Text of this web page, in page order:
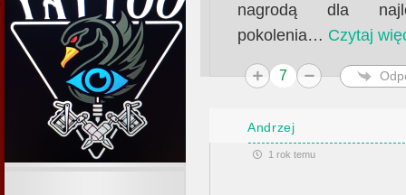
nagrodą dla
pokolenia… Czytaj
7
Andrzej
1 rok temu